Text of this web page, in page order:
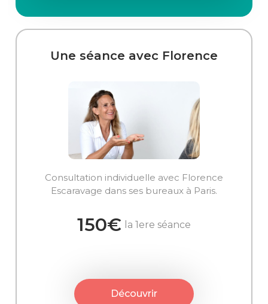
Une séance avec Florence
Consultation individuelle avec Florence
Escaravage dans ses bureaux à Paris.
150€ la 1ere séance
Découvrir